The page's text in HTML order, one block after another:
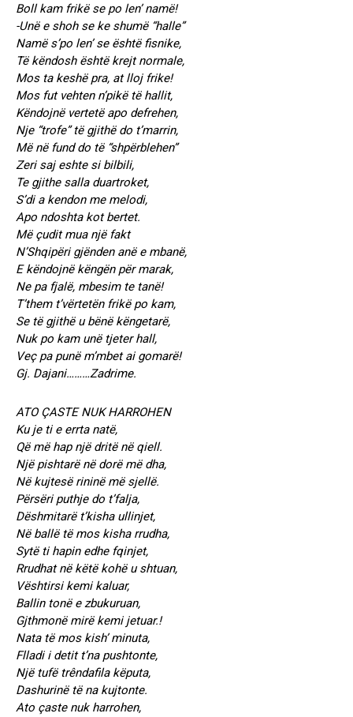
Boll kam frikë se po len’ namë!
-Unë e shoh se ke shumë “halle”
Namë s’po len’ se është fisnike,
Të këndosh është krejt normale,
Mos ta keshë pra, at lloj frike!
Mos fut vehten n’pikë të hallit,
Këndojnë vertetë apo defrehen,
Nje “trofe” të gjithë do t’marrin,
Më në fund do të “shpërblehen”
Zeri saj eshte si bilbili,
Te gjithe salla duartroket,
S’di a kendon me melodi,
Apo ndoshta kot bertet.
Më çudit mua një fakt
N’Shqipëri gjënden anë e mbanë,
E këndojnë këngën për marak,
Ne pa fjalë, mbesim te tanë!
T’them t’vërtetën frikë po kam,
Se të gjithë u bënë këngetarë,
Nuk po kam unë tjeter hall,
Veç pa punë m’mbet ai gomarë!
Gj. Dajani………Zadrime.
ATO ÇASTE NUK HARROHEN
Ku je ti e errta natë,
Që më hap një dritë në qiell.
Një pishtarë në dorë më dha,
Në kujtesë rininë më sjellë.
Përsëri puthje do t’falja,
Dëshmitarë t’kisha ullinjet,
Në ballë të mos kisha rrudha,
Sytë ti hapin edhe fqinjet,
Rrudhat në këtë kohë u shtuan,
Vështirsi kemi kaluar,
Ballin tonë e zbukuruan,
Gjthmonë mirë kemi jetuar.!
Nata të mos kish’ minuta,
Flladi i detit t’na pushtonte,
Një tufë trêndafila këputa,
Dashurinë të na kujtonte.
Ato çaste nuk harrohen,